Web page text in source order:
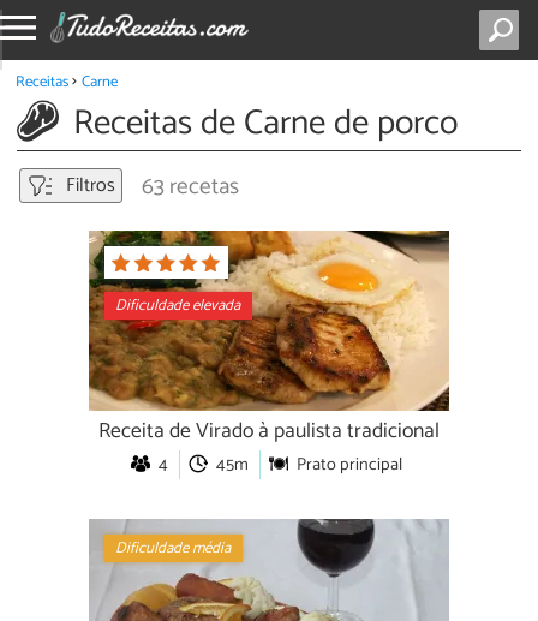
Receitas Carne
Receitas de Carne de porco
Filtros 63 recetas
Dificuldade elevada
Receita de Virado à paulista tradicional
4 45m Prato principal
Dificuldade média